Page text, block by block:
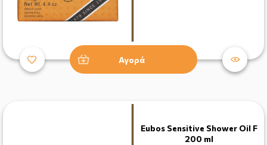
Αγορά
Eubos Sensitive Shower Oil F
200 ml